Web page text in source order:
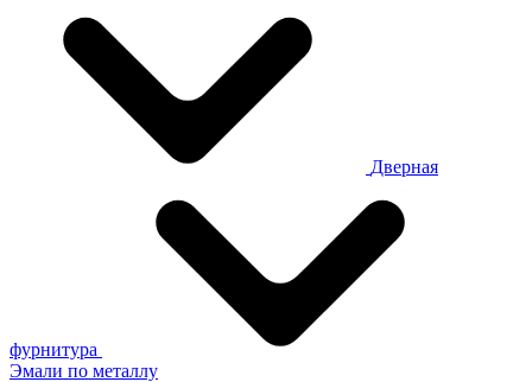
Дверная
фурнитура
Эмали по металлу